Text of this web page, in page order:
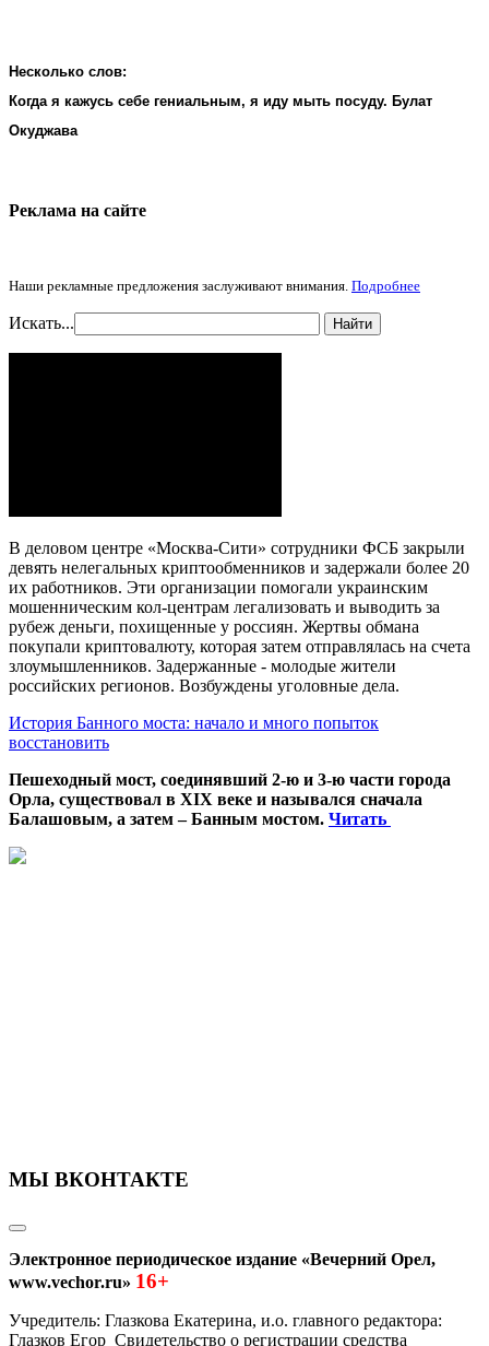
Несколько слов:
Когда я кажусь себе гениальным, я иду мыть посуду. Булат
Окуджава
Реклама на cайте
Наши рекламные предложения заслуживают внимания. Подробнее
Искать... Найти
В деловом центре «Москва-Сити» сотрудники ФСБ закрыли
девять нелегальных криптообменников и задержали более 20
их работников. Эти организации помогали украинским
мошенническим кол-центрам легализовать и выводить за
рубеж деньги, похищенные у россиян. Жертвы обмана
покупали криптовалюту, которая затем отправлялась на счета
злоумышленников. Задержанные - молодые жители
российских регионов. Возбуждены уголовные дела.
История Банного моста: начало и много попыток
восстановить
Пешеходный мост, соединявший 2-ю и 3-ю части города
Орла, существовал в XIX веке и назывался сначала
Балашовым, а затем – Банным мостом. Читать
МЫ ВКОНТАКТЕ
Электронное периодическое издание «Вечерний Орел,
www.vechor.ru» 16+
Учредитель: Глазкова Екатерина, и.о. главного редактора:
Глазков Егор Свидетельство о регистрации средства